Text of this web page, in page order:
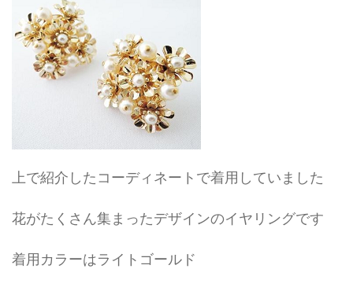
上で紹介したコーディネートで着用していました
花がたくさん集まったデザインのイヤリングです
着用カラーはライトゴールド